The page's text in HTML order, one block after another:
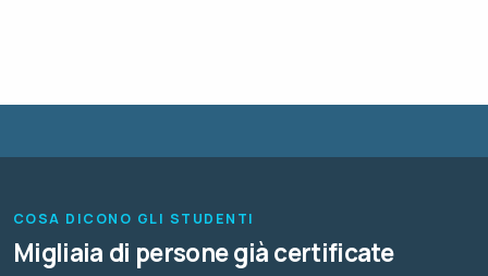
COSA DICONO GLI STUDENTI
Migliaia di persone già certificate